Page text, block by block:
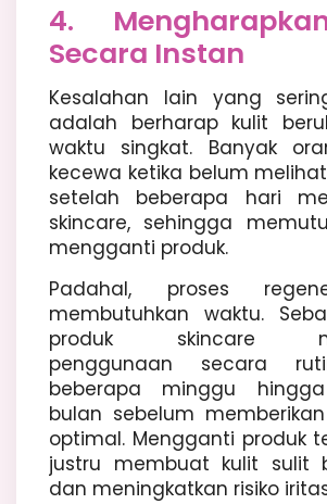
4.
Secara Instan
Kesalahan lain yang
adalah berharap kulit
waktu singkat. Banyak
kecewa ketika belum
setelah beberapa hari
skincare, sehingga
mengganti produk.
Padahal, proses
membutuhkan waktu.
produk skincare
penggunaan secara
beberapa minggu
bulan sebelum
optimal. Mengganti produk
justru membuat kulit sulit
dan meningkatkan risiko